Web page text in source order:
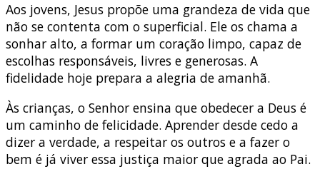
Aos jovens, Jesus propõe uma grandeza de vida que
não se contenta com o superficial. Ele os chama a
sonhar alto, a formar um coração limpo, capaz de
escolhas responsáveis, livres e generosas. A
fidelidade hoje prepara a alegria de amanhã.
Às crianças, o Senhor ensina que obedecer a Deus é
um caminho de felicidade. Aprender desde cedo a
dizer a verdade, a respeitar os outros e a fazer o
bem é já viver essa justiça maior que agrada ao Pai.